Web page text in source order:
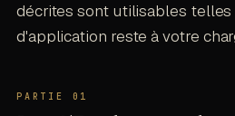
décrites sont utilisables telles
d'application reste à votre